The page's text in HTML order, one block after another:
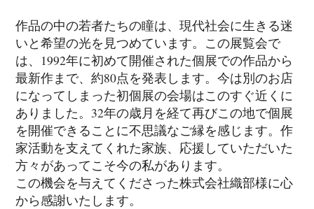
作品の中の若者たちの瞳は、現代社会に生きる迷
いと希望の光を見つめています。この展覧会で
は、1992年に初めて開催された個展での作品から
最新作まで、約80点を発表します。今は別のお店
になってしまった初個展の会場はこのすぐ近くに
ありました。32年の歳月を経て再びこの地で個展
を開催できることに不思議なご縁を感じます。作
家活動を支えてくれた家族、応援していただいた
方々があってこそ今の私があります。
この機会を与えてくださった株式会社織部様に心
から感謝いたします。